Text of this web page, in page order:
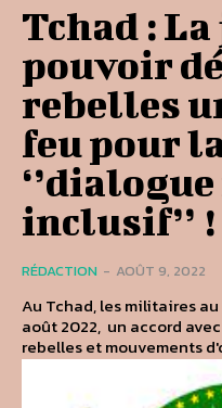
Tchad :
pouvoir
rebelles
feu pour
inclusif’’ !
RÉDACTION - AOÛT 9, 2022
Au Tchad, les militaires
août 2022, un accord
rebelles et mouvements